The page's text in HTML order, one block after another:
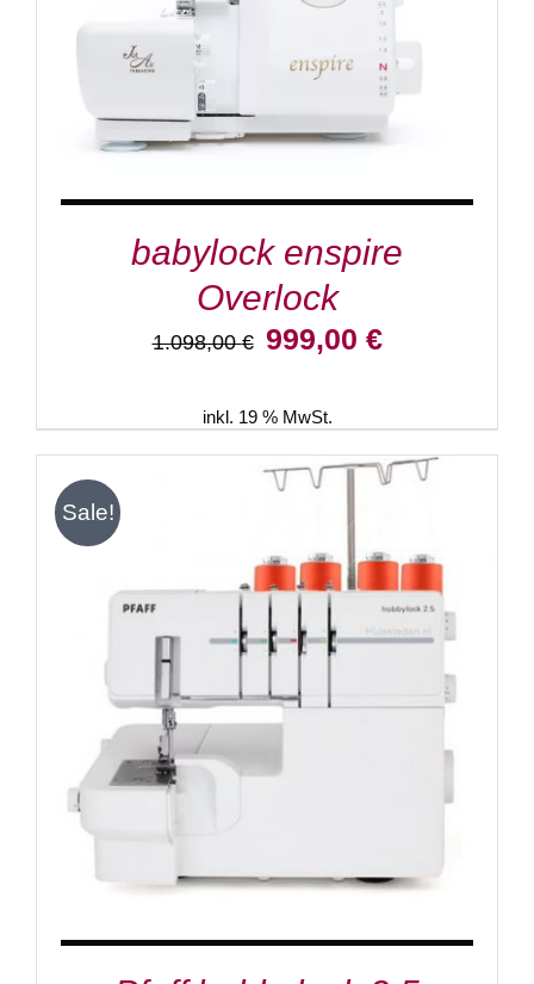
babylock enspire
Overlock
1.098,00€ Ursprünglicher
1.098,00 €
999,00 €Aktueller
inkl. 19 % MwSt.
Sale!
IN DEN WARENKORB